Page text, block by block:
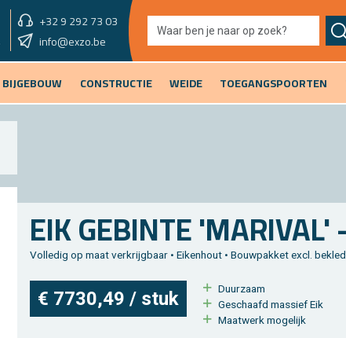
+32 9 292 73 03
showroom vandaag
info@exzo.be 9u - 12u30
BIJGEBOUW CONSTRUCTIE WEIDE TOEGANGSPOORTEN
EIK GE­BIN­TE
Vol­le­dig op maat ver­krijg­baar • Ei­ken­hout • Bouw­pak­ket excl.
€ 7730,49 / stuk
Duur­zaam
Ge­schaafd mas­sief Eik
Maat­werk mo­ge­lijk